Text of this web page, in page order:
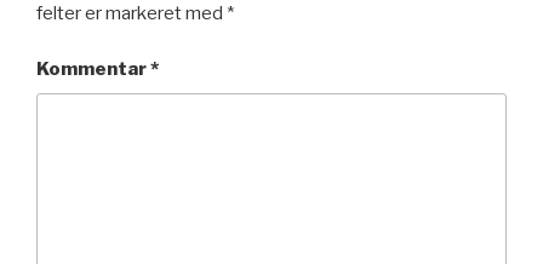
felter er markeret med *
Kommentar*